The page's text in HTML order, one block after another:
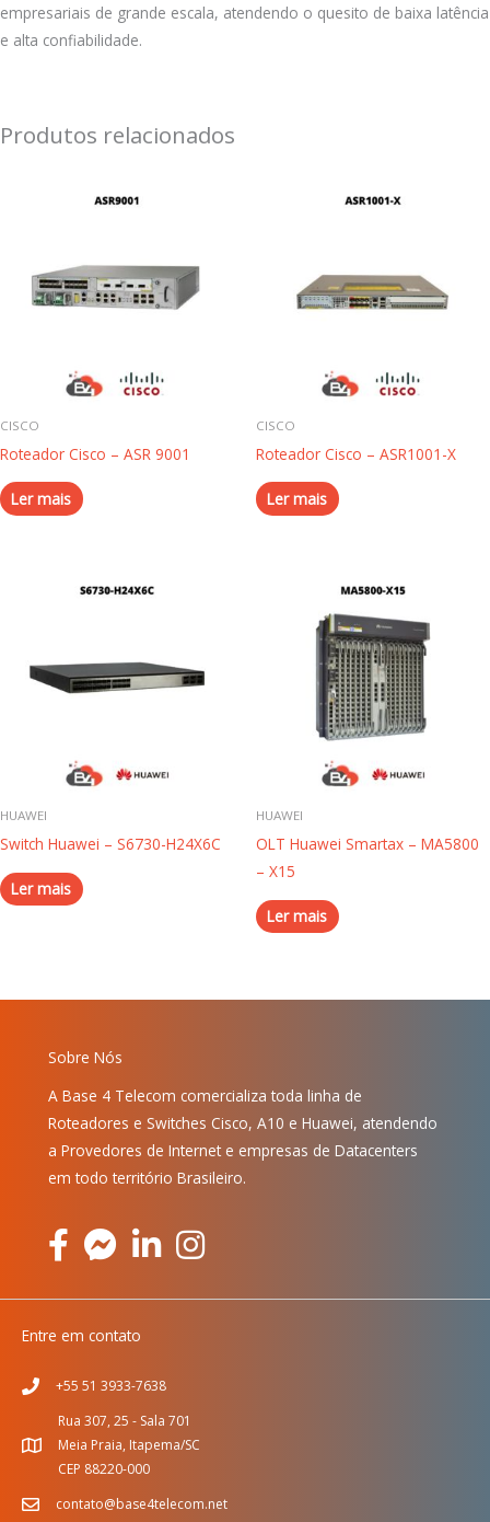
empresariais de grande escala, atendendo o quesito de baixa latência
e alta confiabilidade.
Produtos relacionados
CISCO
Roteador Cisco – ASR 9001
Ler mais
CISCO
Roteador Cisco – ASR1001-X
Ler mais
HUAWEI
Switch Huawei – S6730-H24X6C
Ler mais
HUAWEI
OLT Huawei Smartax – MA5800
– X15
Ler mais
Sobre Nós
A Base 4 Telecom comercializa toda linha de
Roteadores e Switches Cisco, A10 e Huawei, atendendo
a Provedores de Internet e empresas de Datacenters
em todo território Brasileiro.
Entre em contato
+55 51 3933-7638
Rua 307, 25 - Sala 701
Meia Praia, Itapema/SC
CEP 88220-000
contato@base4telecom.net